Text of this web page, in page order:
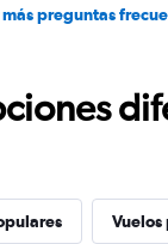
más preguntas
Vuelos